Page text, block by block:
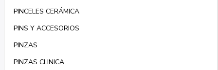
PINCELES CERÁMICA
PINS Y ACCESORIOS
PINZAS
PINZAS CLINICA